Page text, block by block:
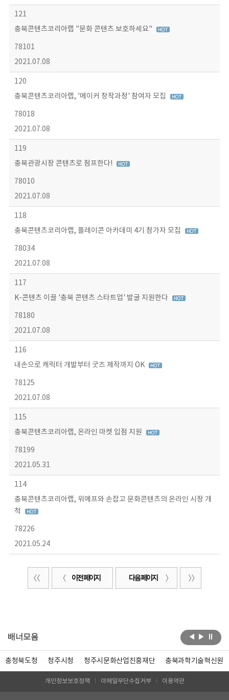
121
충북콘텐츠코리아랩 "문화 콘텐츠 보호하세요"
78101
2021.07.08
120
충북콘텐츠코리아랩, '메이커 창작과정' 참여자 모집
78018
2021.07.08
119
충북관광시장 콘텐츠로 점프한다!
78010
2021.07.08
118
충북콘텐츠코리아랩, 플레이콘 아카데미 4기 참가자 모집
78034
2021.07.08
117
K-콘텐츠 이끌 '충북 콘텐츠 스타트업' 발굴 지원한다
78180
2021.07.08
116
내손으로 캐릭터 개발부터 굿즈 제작까지 OK
78125
2021.07.08
115
충북콘텐츠코리아랩, 온라인 마켓 입점 지원
78199
2021.05.31
114
충북콘텐츠코리아랩, 위메프와 손잡고 문화콘텐츠의 온라인 시장 개
척
78226
2021.05.24
이전 페이지 다음 페이지
배너모음
충청북도청 청주시청 청주시문화산업진흥재단 충북과학기술혁신원
개인정보보호정책 이메일무단수집거부 이용약관